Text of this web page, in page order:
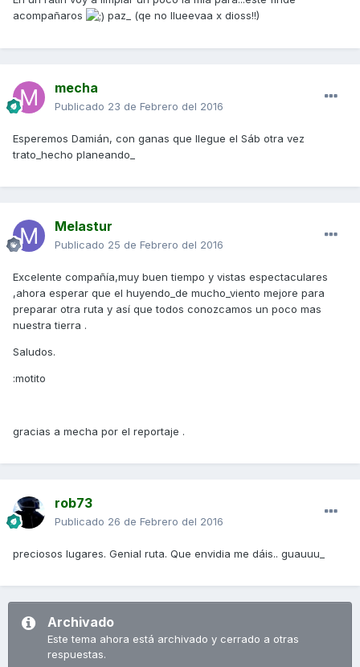
acompañaros
paz_ (qe no llueevaa x dioss!!)
mecha
Publicado 23 de Febrero del 2016
Esperemos Damián, con ganas que llegue el Sáb otra vez
trato_hecho planeando_
Melastur
Publicado 25 de Febrero del 2016
Excelente compañía,muy buen tiempo y vistas espectaculares
,ahora esperar que el huyendo_de mucho_viento mejore para
preparar otra ruta y así que todos conozcamos un poco mas
nuestra tierra .
Saludos.
:motito
gracias a mecha por el reportaje .
rob73
Publicado 26 de Febrero del 2016
preciosos lugares. Genial ruta. Que envidia me dáis.. guauuu_
Archivado
Este tema ahora está archivado y cerrado a otras
respuestas.